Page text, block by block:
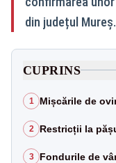
din județul Mureș.
CUPRINS
1 Mișcările de
2 Restricții la
3 Fondurile de